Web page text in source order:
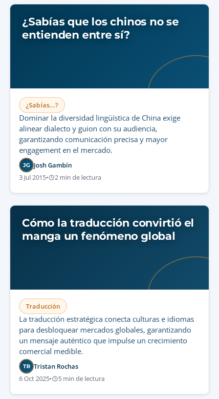
¿Sabías que los chinos no se
entienden entre sí?
¿Sabías...?
Dominar la diversidad lingüística de China exige
alinear dialecto y guion con su audiencia,
garantizando comunicación precisa y mayor
engagement en el mercado.
JG Josh Gambín
3 Jul 2015• 2 min de lectura
Cómo la traducción convirtió el
manga un fenómeno global
Traducción
La traducción estratégica conecta culturas e idiomas
para desbloquear mercados globales, garantizando
un mensaje auténtico que impulse un crecimiento
comercial medible.
TR Tristan Rochas
6 Oct 2025• 5 min de lectura